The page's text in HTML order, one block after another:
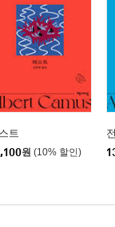
트
원 (10% 할인)